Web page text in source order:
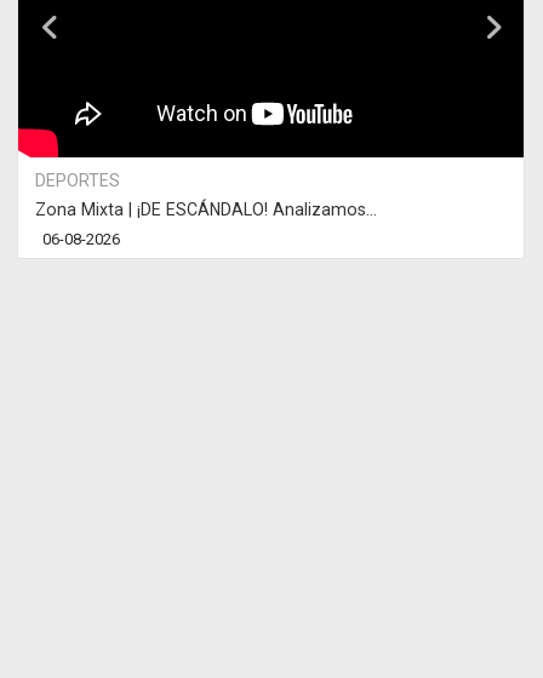
DEPORTES
Zona Mixta | ¡DE ESCÁNDALO! Analizamos...
06-08-2026